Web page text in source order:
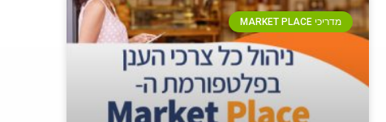
מדריכי MARKET PLACE